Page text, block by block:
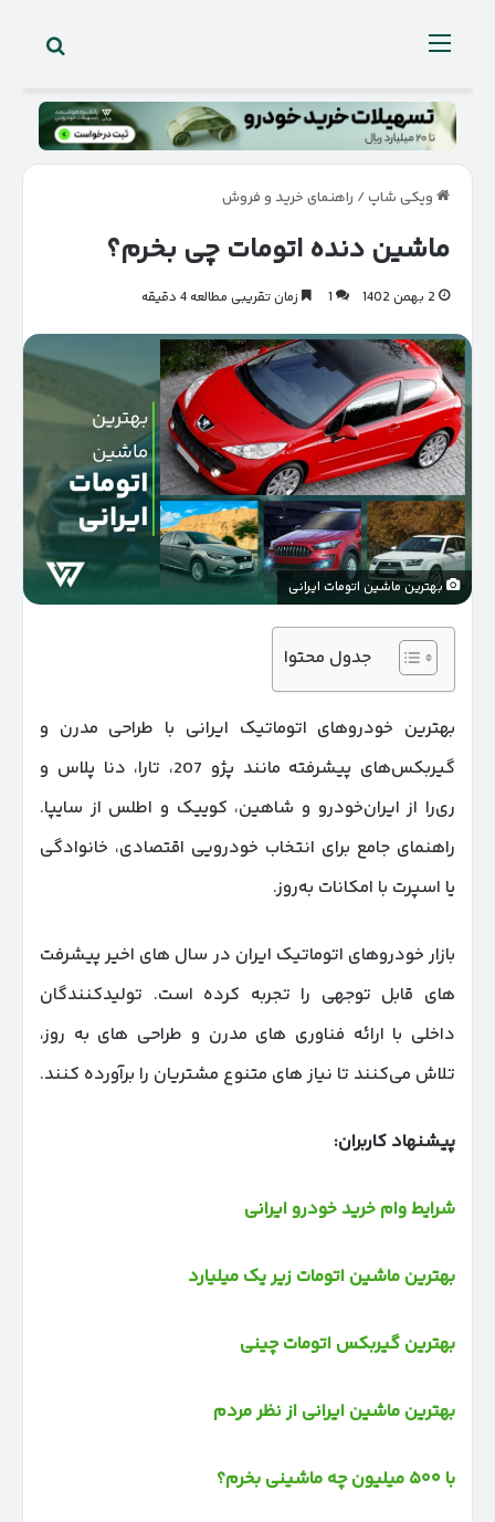
منو
ویکی شاپ/ راهنمای خرید و فروش
ماشین دنده اتومات چی بخرم؟
2 بهمن 1402 1 زمان تقریبی مطالعه 4 دقیقه
بهترین ماشین اتومات ایرانی
جدول محتوا
بهترین خودروهای اتوماتیک ایرانی با طراحی مدرن و
گیربکس‌های پیشرفته مانند پژو 207، تارا، دنا پلاس و
ری‌را از ایران‌خودرو و شاهین، کوییک و اطلس از سایپا.
راهنمای جامع برای انتخاب خودرویی اقتصادی، خانوادگی
یا اسپرت با امکانات به‌روز.
بازار خودروهای اتوماتیک ایران در سال‌ های اخیر پیشرفت‌
های قابل‌ توجهی را تجربه کرده است. تولیدکنندگان
داخلی با ارائه فناوری‌ های مدرن و طراحی‌ های به‌ روز،
تلاش می‌کنند تا نیاز های متنوع مشتریان را برآورده کنند.
پیشنهاد کاربران:
شرایط وام خرید خودرو ایرانی
بهترین ماشین اتومات زیر یک میلیارد
بهترین گیربکس اتومات چینی
بهترین ماشین ایرانی از نظر مردم
با ۵۰۰ میلیون چه ماشینی بخرم؟